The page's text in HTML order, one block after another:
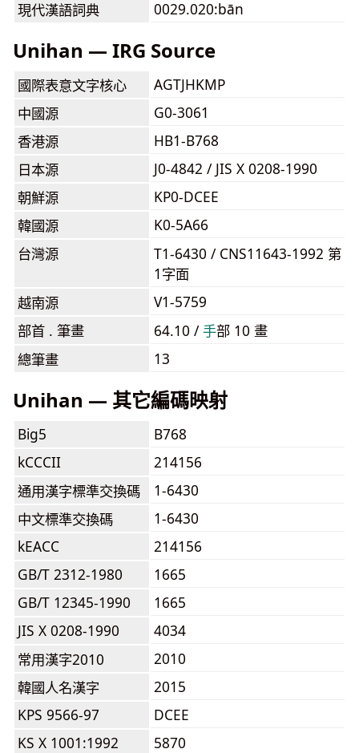
現代漢語詞典
0029.020:bān
Unihan — IRG Source
國際表意文字核心
AGTJHKMP
中國源
G0-3061
香港源
HB1-B768
日本源
J0-4842 / JIS X 0208-1990
朝鮮源
KP0-DCEE
韓國源
K0-5A66
台灣源
T1-6430 / CNS11643-1992 第
1字面
越南源
V1-5759
部首 . 筆畫
64.10 /⼿部 10 畫
總筆畫
13
Unihan — 其它編碼映射
Big5
B768
kCCCII
214156
通用漢字標準交換碼
1-6430
中文標準交換碼
1-6430
kEACC
214156
GB/T 2312-1980
1665
GB/T 12345-1990
1665
JIS X 0208-1990
4034
常用漢字2010
2010
韓國人名漢字
2015
KPS 9566-97
DCEE
KS X 1001:1992
5870